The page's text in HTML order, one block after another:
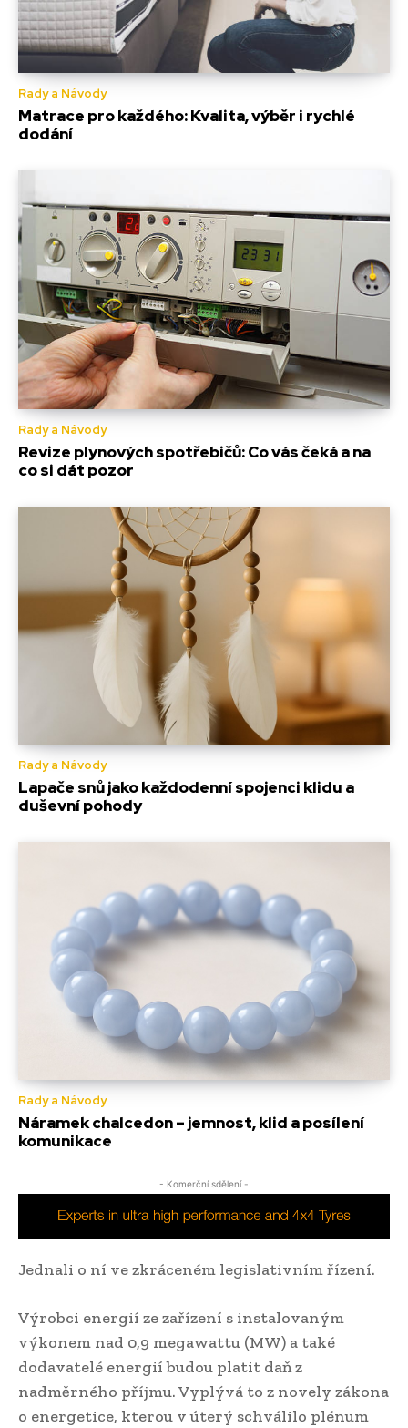
Rady a Návody
Matrace pro každého: Kvalita, výběr i rychlé
dodání
Rady a Návody
Revize plynových spotřebičů: Co vás čeká a na
co si dát pozor
Rady a Návody
Lapače snů jako každodenní spojenci klidu a
duševní pohody
Rady a Návody
Náramek chalcedon – jemnost, klid a posílení
komunikace
- Komerční sdělení -
Jednali o ní ve zkráceném legislativním řízení.
Výrobci energií ze zařízení s instalovaným
výkonem nad 0,9 megawattu (MW) a také
dodavatelé energií budou platit daň z
nadměrného příjmu. Vyplývá to z novely zákona
o energetice, kterou v úterý schválilo plénum